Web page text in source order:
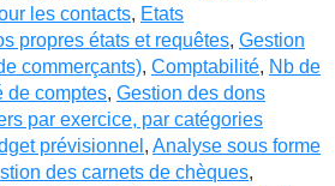
les contacts, Etats
propres états et requêtes, Gestion
commerçants), Comptabilité, Nb de
de comptes, Gestion des dons
par exercice, par catégories
prévisionnel , Analyse sous forme
des carnets de chèques,